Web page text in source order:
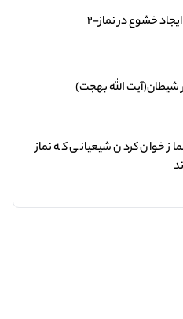
خشوع در نماز-2
شیطان(آیت الله بهجت)
خوان کردن شیعیانی که نماز